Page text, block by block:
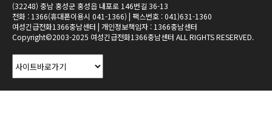
(32248) 충남 홍성군 홍성읍 내포로 146번길 36-13
전화 : 1366(휴대폰이용시 041-1366) | 팩스번호 : 041)631-1360
여성긴급전화1366충남센터 | 개인정보책임자 : 1366충남센터
Copyright©2003-2025 여성긴급전화1366충남센터 ALL RIGHTS RESERVED.